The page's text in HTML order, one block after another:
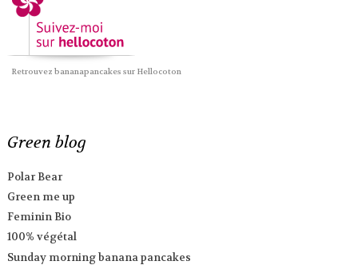
Retrouvez bananapancakes sur Hellocoton
Green blog
Polar Bear
Green me up
Feminin Bio
100% végétal
Sunday morning banana pancakes